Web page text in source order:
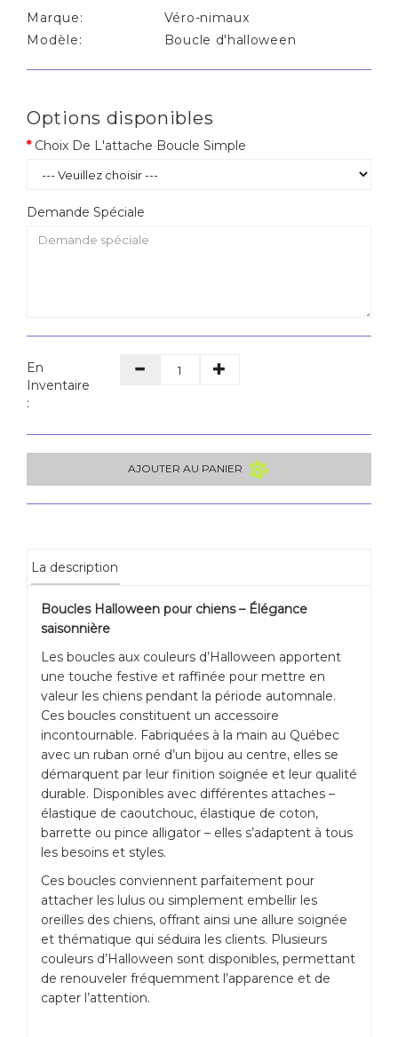
Marque:
Véro-nimaux
Modèle:
Boucle d'halloween
Options disponibles
Choix De L'attache Boucle Simple
Demande Spéciale
En
Inventaire
:
AJOUTER AU PANIER
La description
Boucles Halloween pour chiens – Élégance
saisonnière
Les boucles aux couleurs d’Halloween apportent
une touche festive et raffinée pour mettre en
valeur les chiens pendant la période automnale.
Ces boucles constituent un accessoire
incontournable. Fabriquées à la main au Québec
avec un ruban orné d’un bijou au centre, elles se
démarquent par leur finition soignée et leur qualité
durable. Disponibles avec différentes attaches –
élastique de caoutchouc, élastique de coton,
barrette ou pince alligator – elles s’adaptent à tous
les besoins et styles.
Ces boucles conviennent parfaitement pour
attacher les lulus ou simplement embellir les
oreilles des chiens, offrant ainsi une allure soignée
et thématique qui séduira les clients. Plusieurs
couleurs d’Halloween sont disponibles, permettant
de renouveler fréquemment l’apparence et de
capter l’attention.